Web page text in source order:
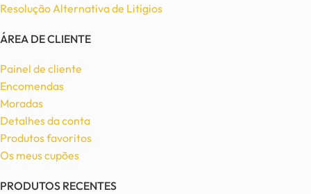
Resolução Alternativa de Litígios
ÁREA DE CLIENTE
Painel de cliente
Encomendas
Moradas
Detalhes da conta
Produtos favoritos
Os meus cupões
PRODUTOS RECENTES